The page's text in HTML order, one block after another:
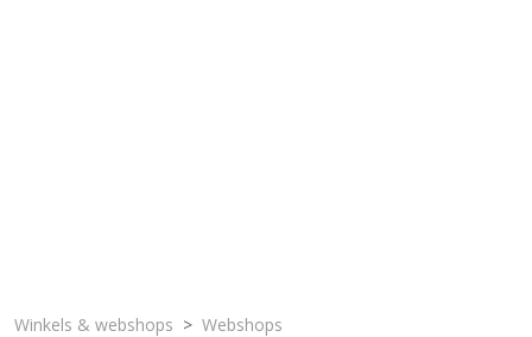
Winkels & webshops Webshops